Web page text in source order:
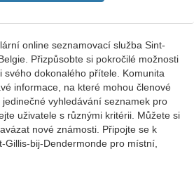
online seznamovací služba Sint-
Přizpůsobte si pokročilé možnosti
svého dokonalého přítele. Komunita
informace, na které mohou členové
vyhledávání seznamek pro
uživatele s různými kritérii. Můžete si
nové známosti. Připojte se k
Gillis-bij-Dendermonde pro místní,